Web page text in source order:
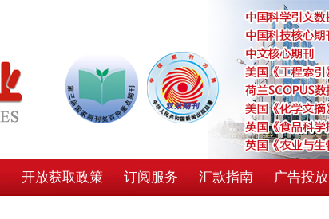
开放获取政策 订阅服务 汇款指南 广告投放